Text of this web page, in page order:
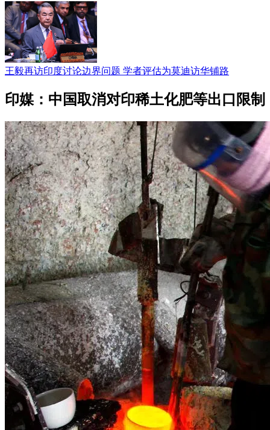
王毅再访印度讨论边界问题 学者评估为莫迪访华铺路
印媒：中国取消对印稀土化肥等出口限制